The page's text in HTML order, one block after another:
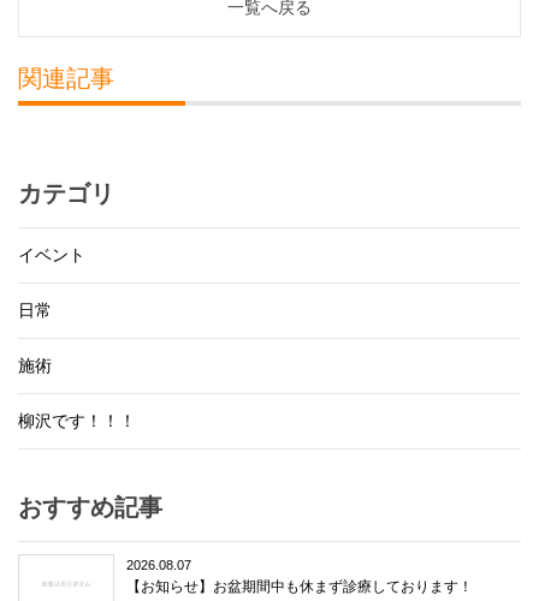
一覧へ戻る
関連記事
カテゴリ
イベント
日常
施術
柳沢です！！！
おすすめ記事
2026.08.07
【お知らせ】お盆期間中も休まず診療しております！